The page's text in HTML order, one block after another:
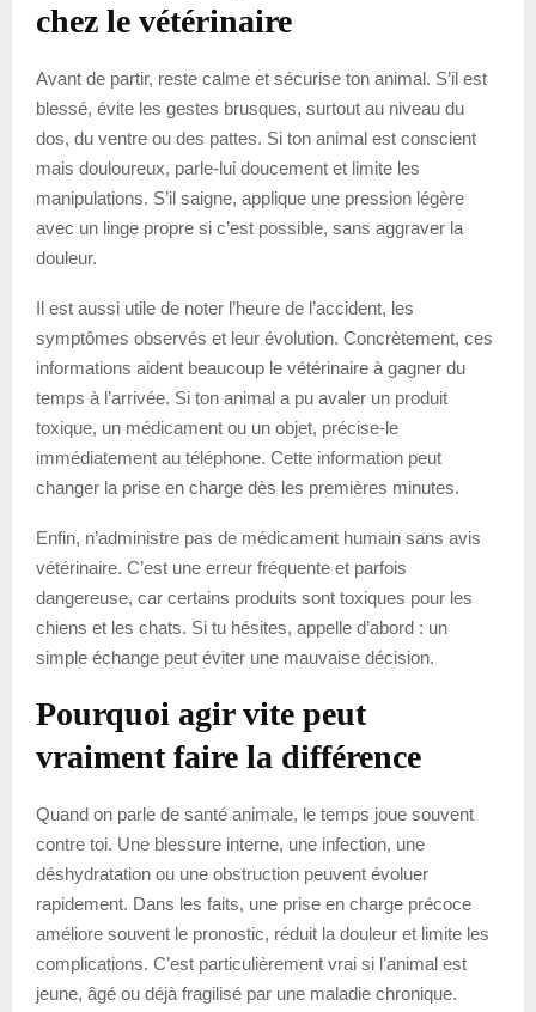
chez le vétérinaire
Avant de partir, reste calme et sécurise ton animal. S’il est
blessé, évite les gestes brusques, surtout au niveau du
dos, du ventre ou des pattes. Si ton animal est conscient
mais douloureux, parle-lui doucement et limite les
manipulations. S’il saigne, applique une pression légère
avec un linge propre si c’est possible, sans aggraver la
douleur.
Il est aussi utile de noter l’heure de l’accident, les
symptômes observés et leur évolution. Concrètement, ces
informations aident beaucoup le vétérinaire à gagner du
temps à l’arrivée. Si ton animal a pu avaler un produit
toxique, un médicament ou un objet, précise-le
immédiatement au téléphone. Cette information peut
changer la prise en charge dès les premières minutes.
Enfin, n’administre pas de médicament humain sans avis
vétérinaire. C’est une erreur fréquente et parfois
dangereuse, car certains produits sont toxiques pour les
chiens et les chats. Si tu hésites, appelle d’abord : un
simple échange peut éviter une mauvaise décision.
Pourquoi agir vite peut
vraiment faire la différence
Quand on parle de santé animale, le temps joue souvent
contre toi. Une blessure interne, une infection, une
déshydratation ou une obstruction peuvent évoluer
rapidement. Dans les faits, une prise en charge précoce
améliore souvent le pronostic, réduit la douleur et limite les
complications. C’est particulièrement vrai si l’animal est
jeune, âgé ou déjà fragilisé par une maladie chronique.